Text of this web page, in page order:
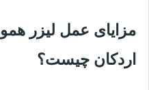
مزایای عمل لیزر
اردکان چیست؟